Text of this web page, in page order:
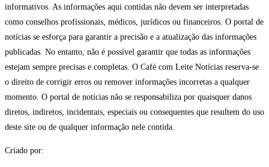
informativos. As informações aqui contidas não devem ser interpretadas
como conselhos profissionais, médicos, jurídicos ou financeiros. O portal de
notícias se esforça para garantir a precisão e a atualização das informações
publicadas. No entanto, não é possível garantir que todas as informações
estejam sempre precisas e completas. O Café com Leite Notícias reserva-se
o direito de corrigir erros ou remover informações incorretas a qualquer
momento. O portal de notícias não se responsabiliza por quaisquer danos
diretos, indiretos, incidentais, especiais ou consequentes que resultem do uso
deste site ou de qualquer informação nele contida.
Criado por: